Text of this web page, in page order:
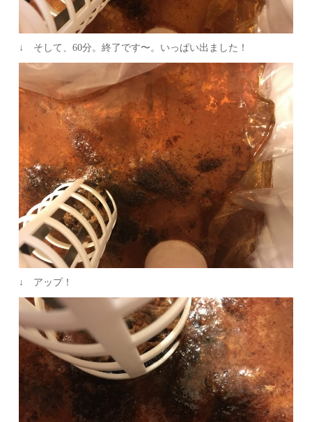
↓ そして、60分。終了です〜。いっぱい出ました！
↓ アップ！